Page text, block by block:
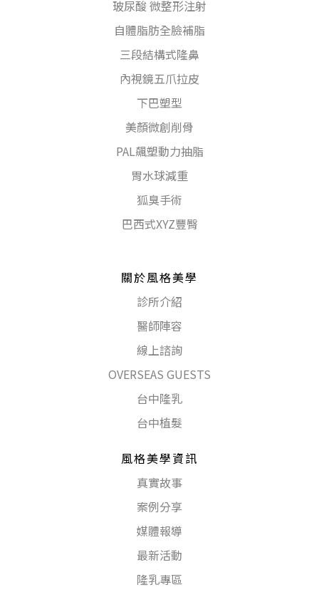
玻尿酸 微整形注射
自體脂肪全臉補脂
三段結構式隆鼻
內視鏡五爪拉皮
下巴塑型
美顏微創削骨
PAL飆塑動力抽脂
胃水球減重
狐臭手術
巴西式XYZ豐臀
關於風格美學
診所介紹
醫師陣容
線上諮詢
OVERSEAS GUESTS
台中隆乳
台中植髮
風格美學資訊
真實故事
案例分享
媒體報導
最新活動
隆乳專區